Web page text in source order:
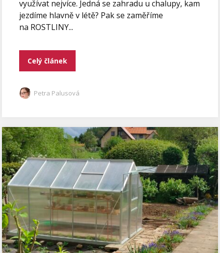
využívat nejvíce. Jedná se zahradu u chalupy, kam
jezdíme hlavně v létě? Pak se zaměříme
na ROSTLINY...
Celý článek
Petra Palusová